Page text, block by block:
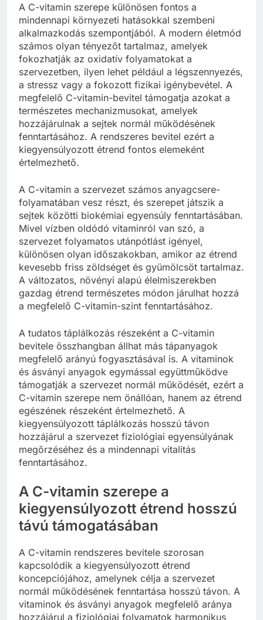
A C-vitamin szerepe különösen fontos a
mindennapi környezeti hatásokkal szembeni
alkalmazkodás szempontjából. A modern életmód
számos olyan tényezőt tartalmaz, amelyek
fokozhatják az oxidatív folyamatokat a
szervezetben, ilyen lehet például a légszennyezés,
a stressz vagy a fokozott fizikai igénybevétel. A
megfelelő C-vitamin-bevitel támogatja azokat a
természetes mechanizmusokat, amelyek
hozzájárulnak a sejtek normál működésének
fenntartásához. A rendszeres bevitel ezért a
kiegyensúlyozott étrend fontos elemeként
értelmezhető.
A C-vitamin a szervezet számos anyagcsere-
folyamatában vesz részt, és szerepet játszik a
sejtek közötti biokémiai egyensúly fenntartásában.
Mivel vízben oldódó vitaminról van szó, a
szervezet folyamatos utánpótlást igényel,
különösen olyan időszakokban, amikor az étrend
kevesebb friss zöldséget és gyümölcsöt tartalmaz.
A változatos, növényi alapú élelmiszerekben
gazdag étrend természetes módon járulhat hozzá
a megfelelő C-vitamin-szint fenntartásához.
A tudatos táplálkozás részeként a C-vitamin
bevitele összhangban állhat más tápanyagok
megfelelő arányú fogyasztásával is. A vitaminok
és ásványi anyagok egymással együttműködve
támogatják a szervezet normál működését, ezért a
C-vitamin szerepe nem önállóan, hanem az étrend
egészének részeként értelmezhető. A
kiegyensúlyozott táplálkozás hosszú távon
hozzájárul a szervezet fiziológiai egyensúlyának
megőrzéséhez és a mindennapi vitalitás
fenntartásához.
A C-vitamin szerepe a
kiegyensúlyozott étrend hosszú
távú támogatásában
A C-vitamin rendszeres bevitele szorosan
kapcsolódik a kiegyensúlyozott étrend
koncepciójához, amelynek célja a szervezet
normál működésének fenntartása hosszú távon. A
vitaminok és ásványi anyagok megfelelő aránya
hozzájárul a fiziológiai folyamatok harmonikus